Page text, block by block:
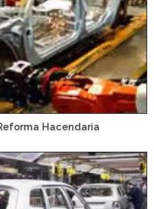
Hacendaria